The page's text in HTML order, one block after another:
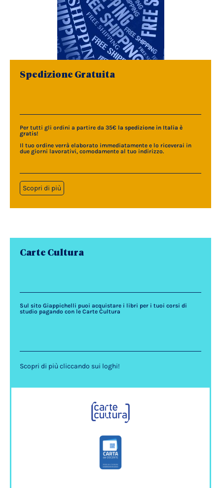
Spedizione Gratuita
Per tutti gli ordini a partire da 35€ la spedizione in Italia è
gratis!
Il tuo ordine verrà elaborato immediatamente e lo riceverai in
due giorni lavorativi, comodamente al tuo indirizzo.
Scopri di più
Carte Cultura
Sul sito Giappichelli puoi acquistare i libri per i tuoi corsi di
studio pagando con le Carte Cultura
Scopri di più cliccando sui loghi!